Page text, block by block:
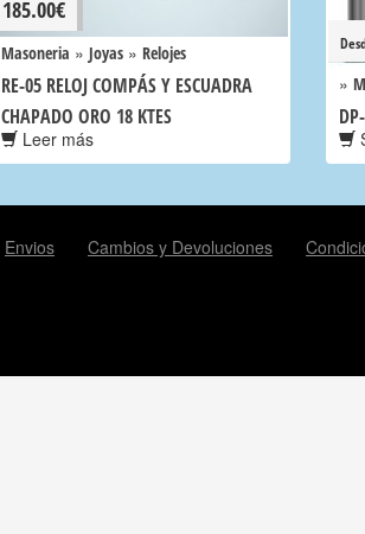
185.00€
Masoneria » Joyas » Relojes
RE-05 RELOJ COMPÁS Y ESCUADRA
CHAPADO ORO 18 KTES
Leer más
»
Envios Cambios y Devoluciones